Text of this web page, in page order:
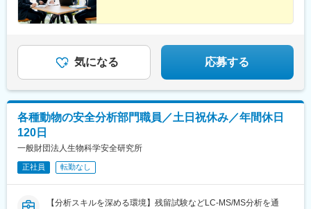
気になる 応募する
各種動物の安全分析部門職員／土日祝休み／年間休日
120日
一般財団法人生物科学安全研究所
正社員 転勤なし
【分析スキルを深める環境】残留試験などLC-MS/MS分析を通